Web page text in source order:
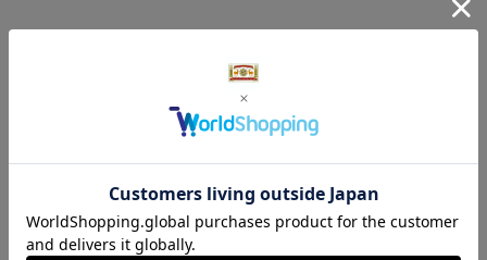
限らせていただいております。
購入履歴はこちら